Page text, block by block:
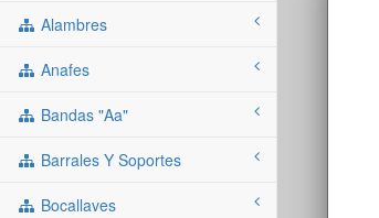
Alambres
Anafes
Bandas "aa"
Barrales Y Soportes
Bocallaves